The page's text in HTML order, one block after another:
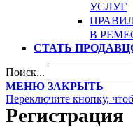
УСЛУГ
В
СТАТЬ
Поиск...
МЕНЮ ЗАКРЫТЬ
Переключите кнопку,
Регистрация